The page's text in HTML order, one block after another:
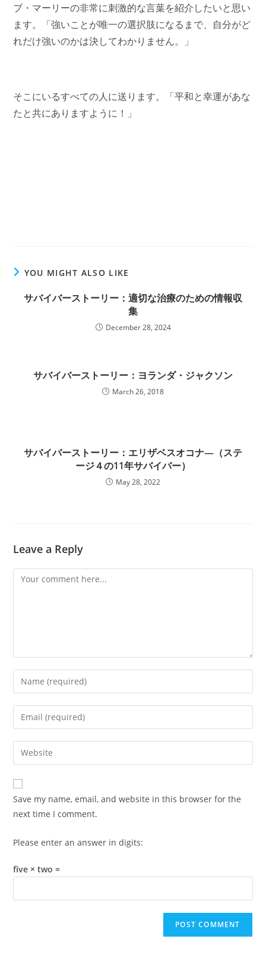
ブ・マーリーの非常に刺激的な言葉を紹介したいと思い
ます。「強いことが唯一の選択肢になるまで、自分がど
れだけ強いのかは決してわかりません。」
そこにいるすべての人に送ります。「平和と幸運があな
たと共にありますように！」
YOU MIGHT ALSO LIKE
サバイバーストーリー：適切な治療のための情報収
集
December 28, 2024
サバイバーストーリー：ヨランダ・ジャクソン
March 26, 2018
サバイバーストーリー：エリザベスオコナ―（ステ
ージ４の11年サバイバー）
May 28, 2022
Leave a Reply
Comment
Enter
your
name
comment
Enter
your
email
address
comment
Enter
your
website
URL
(optional)
Save my name, email, and website in this browser for the
next time I comment.
Please enter an answer in digits:
five × two =